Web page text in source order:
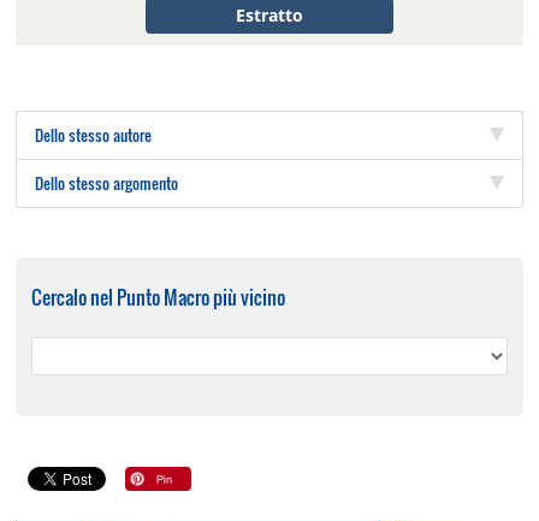
Estratto
Dello stesso autore
Dello stesso argomento
Cercalo nel Punto Macro più vicino